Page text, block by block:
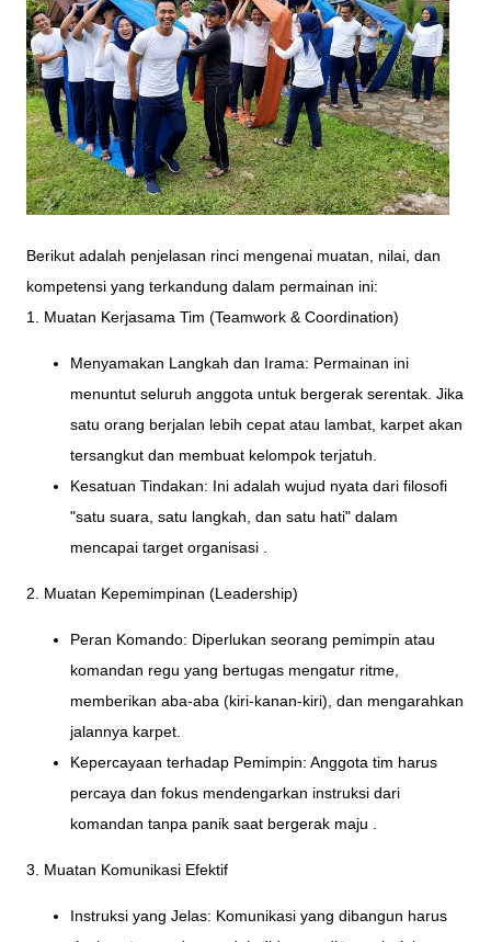
Berikut adalah penjelasan rinci mengenai muatan, nilai, dan
kompetensi yang terkandung dalam permainan ini:
1. Muatan Kerjasama Tim (Teamwork & Coordination)
Menyamakan Langkah dan Irama: Permainan ini
menuntut seluruh anggota untuk bergerak serentak. Jika
satu orang berjalan lebih cepat atau lambat, karpet akan
tersangkut dan membuat kelompok terjatuh.
Kesatuan Tindakan: Ini adalah wujud nyata dari filosofi
"satu suara, satu langkah, dan satu hati" dalam
mencapai target organisasi .
2. Muatan Kepemimpinan (Leadership)
Peran Komando: Diperlukan seorang pemimpin atau
komandan regu yang bertugas mengatur ritme,
memberikan aba-aba (kiri-kanan-kiri), dan mengarahkan
jalannya karpet.
Kepercayaan terhadap Pemimpin: Anggota tim harus
percaya dan fokus mendengarkan instruksi dari
komandan tanpa panik saat bergerak maju .
3. Muatan Komunikasi Efektif
Instruksi yang Jelas: Komunikasi yang dibangun harus